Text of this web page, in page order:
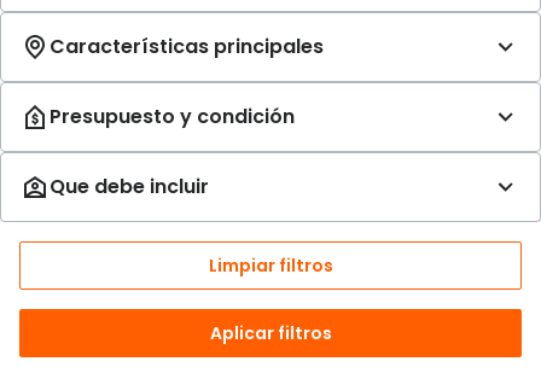
Limpiar filtros
Aplicar filtros